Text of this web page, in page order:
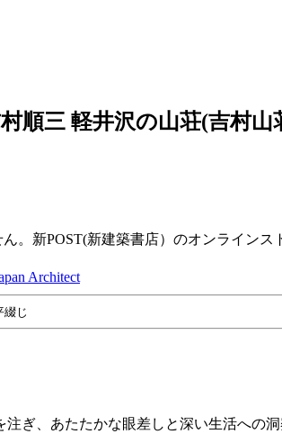
順三 軽井沢の山荘(吉村山
。新POST(新建築書店）のオンライン
Architect
綴じ
注ぎ、あたたかな眼差しと深い生活への